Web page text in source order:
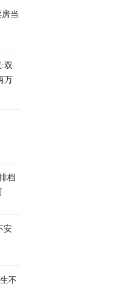
当
双
万
档
安
不